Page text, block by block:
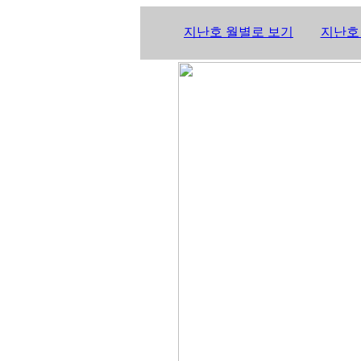
지난호 월별로 보기 지난호